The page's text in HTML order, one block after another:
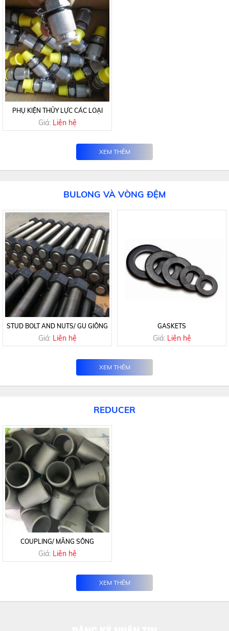
PHỤ KIỆN THỦY LỰC CÁC LOẠI
Giá: Liên hệ
XEM THÊM
BULONG VÀ VÒNG ĐỆM
STUD BOLT AND NUTS/ GU GIÔNG
Giá: Liên hệ
GASKETS
Giá: Liên hệ
XEM THÊM
REDUCER
COUPLING/ MĂNG SÔNG
Giá: Liên hệ
XEM THÊM